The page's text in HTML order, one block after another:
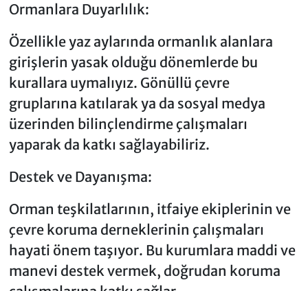
Ormanlara Duyarlılık:
Özellikle yaz aylarında ormanlık alanlara
girişlerin yasak olduğu dönemlerde bu
kurallara uymalıyız. Gönüllü çevre
gruplarına katılarak ya da sosyal medya
üzerinden bilinçlendirme çalışmaları
yaparak da katkı sağlayabiliriz.
Destek ve Dayanışma:
Orman teşkilatlarının, itfaiye ekiplerinin ve
çevre koruma derneklerinin çalışmaları
hayati önem taşıyor. Bu kurumlara maddi ve
manevi destek vermek, doğrudan koruma